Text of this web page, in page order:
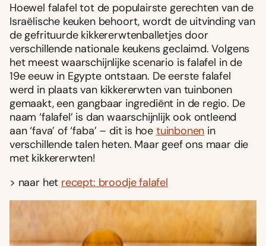
Hoewel falafel tot de populairste gerechten van de
Israëlische keuken behoort, wordt de uitvinding van
de gefrituurde kikkererwtenballetjes door
verschillende nationale keukens geclaimd. Volgens
het meest waarschijnlijke scenario is falafel in de
19e eeuw in Egypte ontstaan. De eerste falafel
werd in plaats van kikkererwten van tuinbonen
gemaakt, een gangbaar ingrediënt in de regio. De
naam ‘falafel’ is dan waarschijnlijk ook ontleend
aan ‘fava’ of ‘faba’ – dit is hoe tuinbonen in
verschillende talen heten. Maar geef ons maar die
met kikkererwten!
> naar het recept: broodje falafel